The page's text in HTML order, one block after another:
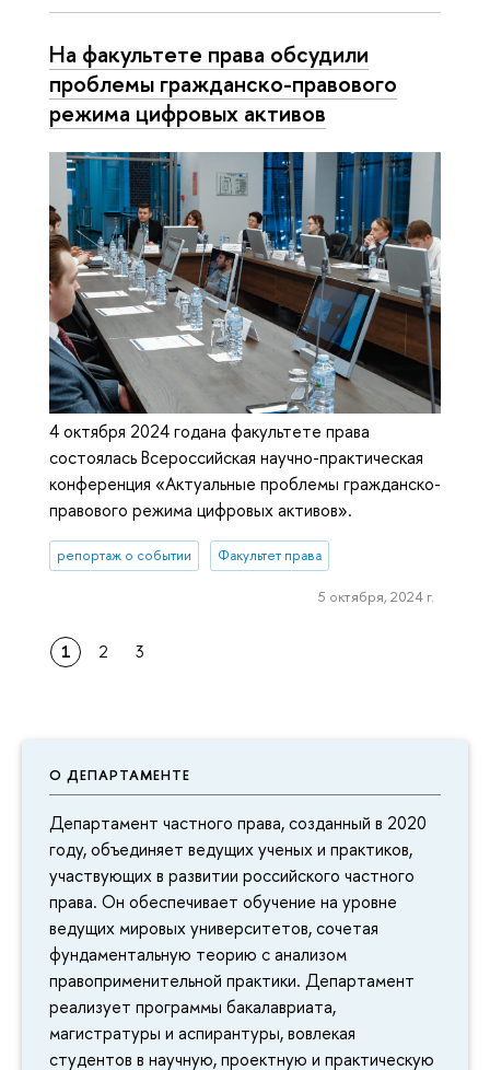
О ДЕПАРТАМЕНТЕ
Департамент частного права, созданный в 2020
году, объединяет ведущих ученых и практиков,
участвующих в развитии российского частного
права. Он обеспечивает обучение на уровне
ведущих мировых университетов, сочетая
фундаментальную теорию с анализом
правоприменительной практики. Департамент
реализует программы бакалавриата,
магистратуры и аспирантуры, вовлекая
студентов в научную, проектную и практическую
На факультете права обсудили
проблемы гражданско-правового
режима цифровых активов
4 октября 2024 годана факультете права
состоялась Всероссийская научно-практическая
конференция «Актуальные проблемы гражданско-
правового режима цифровых активов».
репортаж о событии Факультет права
5 октября, 2024 г.
1 2 3